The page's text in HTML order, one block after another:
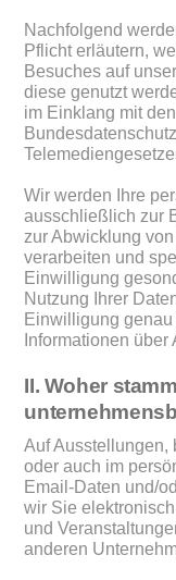
Nachfolgend
Pflicht erläutern,
Besuches auf
diese genutzt
im Einklang mit
Wir werden Ihre
ausschließlich zur
zur Abwicklung
verarbeiten und
Einwilligung
Nutzung Ihrer
Einwilligung
Informationen
II. Woher
Auf Ausstellungen,
oder auch im
Email-Daten und/
wir Sie
und
anderen